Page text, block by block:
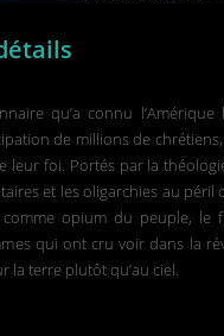
qu’a connu
de millions de
leur foi. Portés par la
et les oligarchies au péril
comme opium du peuple, le
qui ont cru voir dans la
la terre plutôt qu’au ciel.